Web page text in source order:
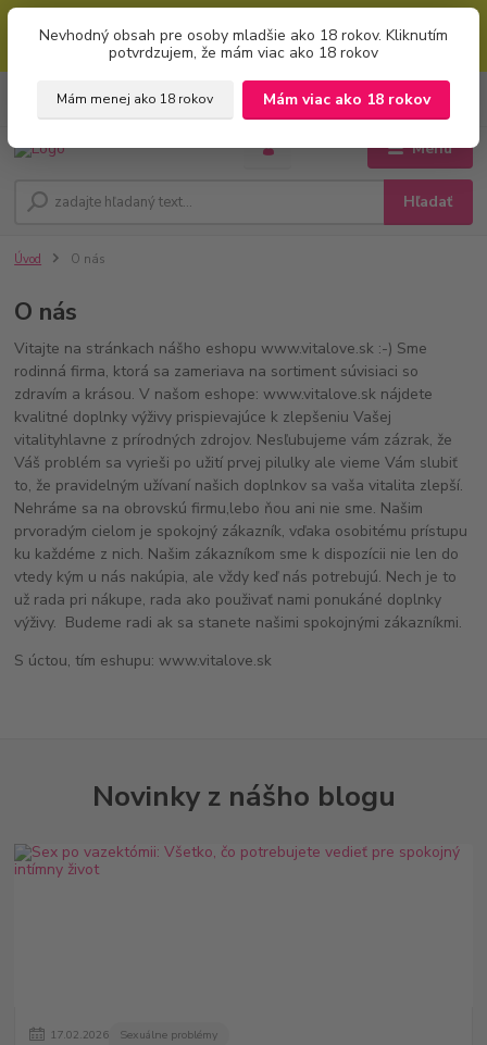
bez úvodzoviek). Zľavový kód zadajte v prvom kroku košíku zaškrtnutím
políčka: "mám zľavový kupón"
Nevhodný obsah pre osoby mladšie ako 18 rokov. Kliknutím
potvrdzujem, že mám viac ako 18 rokov
Mám menej ako 18 rokov Mám viac ako 18 rokov
Menu
Hľadať
+421 951 733 848
(Po-Pia, 8-16 hod.)
za
Úvod O nás
O nás
Vitajte na stránkach nášho eshopu www.vitalove.sk :-) Sme
rodinná firma, ktorá sa zameriava na sortiment súvisiaci so
zdravím a krásou. V našom eshope: www.vitalove.sk nájdete
kvalitné doplnky výživy prispievajúce k zlepšeniu Vašej
vitalityhlavne z prírodných zdrojov. Nesľubujeme vám zázrak, že
Váš problém sa vyrieši po užití prvej pilulky ale vieme Vám slubiť
to, že pravidelným užívaní našich doplnkov sa vaša vitalita zlepší.
Nehráme sa na obrovskú firmu,lebo ňou ani nie sme. Našim
prvoradým cielom je spokojný zákazník, vďaka osobitému prístupu
ku každéme z nich. Našim zákazníkom sme k dispozícii nie len do
vtedy kým u nás nakúpia, ale vždy keď nás potrebujú. Nech je to
už rada pri nákupe, rada ako použivať nami ponukáné doplnky
výživy. Budeme radi ak sa stanete našimi spokojnými zákazníkmi.
S úctou, tím eshupu: www.vitalove.sk
Novinky z nášho blogu
17.02.2026 Sexuálne problémy